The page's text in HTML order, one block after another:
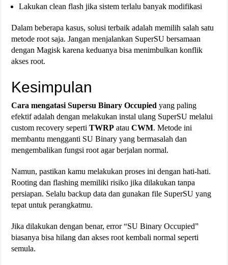
Lakukan clean flash jika sistem terlalu banyak modifikasi
Dalam beberapa kasus, solusi terbaik adalah memilih salah satu
metode root saja. Jangan menjalankan SuperSU bersamaan
dengan Magisk karena keduanya bisa menimbulkan konflik
akses root.
Kesimpulan
Cara mengatasi Supersu Binary Occupied yang paling
efektif adalah dengan melakukan instal ulang SuperSU melalui
custom recovery sepertiTWRP atauCWM. Metode ini
membantu mengganti SU Binary yang bermasalah dan
mengembalikan fungsi root agar berjalan normal.
Namun, pastikan kamu melakukan proses ini dengan hati-hati.
Rooting dan flashing memiliki risiko jika dilakukan tanpa
persiapan. Selalu backup data dan gunakan file SuperSU yang
tepat untuk perangkatmu.
Jika dilakukan dengan benar, error “SU Binary Occupied”
biasanya bisa hilang dan akses root kembali normal seperti
semula.